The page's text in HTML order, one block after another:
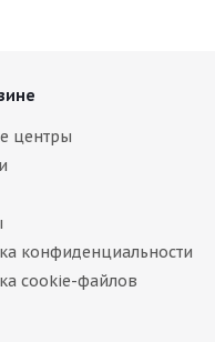
центры
конфиденциальности
cookie-файлов